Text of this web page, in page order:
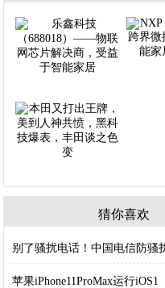
猜你喜欢
别了骚扰电话！中国电信防骚
苹果iPhone11ProMax运行iOS1